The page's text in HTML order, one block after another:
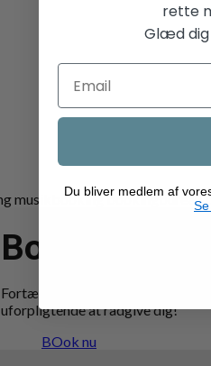
Booking af
Fortæl os om dit event – så gør
uforpligtende at rådgive dig!
BOok nu
rette
Glæd dig
Du bliver medlem af